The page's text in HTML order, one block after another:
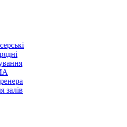
залів